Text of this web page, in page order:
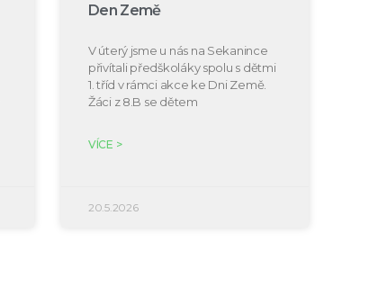
Den Země
V úterý jsme u nás na Sekanince
přivítali předškoláky spolu s dětmi
1. tříd v rámci akce ke Dni Země.
Žáci z 8.B se dětem
VÍCE >
20.5.2026